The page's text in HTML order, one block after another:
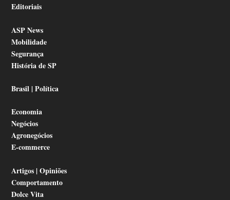
Editoriais
ASP News
Mobilidade
Segurança
História de SP
Brasil | Política
Economia
Negócios
Agronegócios
E-commerce
Artigos | Opiniões
Comportamento
Dolce Vita